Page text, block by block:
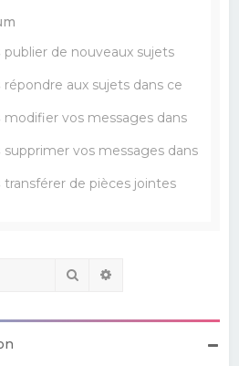
publier de nouveaux sujets
répondre aux sujets dans ce
modifier vos messages dans
supprimer vos messages dans
transférer de pièces jointes
Rechercher